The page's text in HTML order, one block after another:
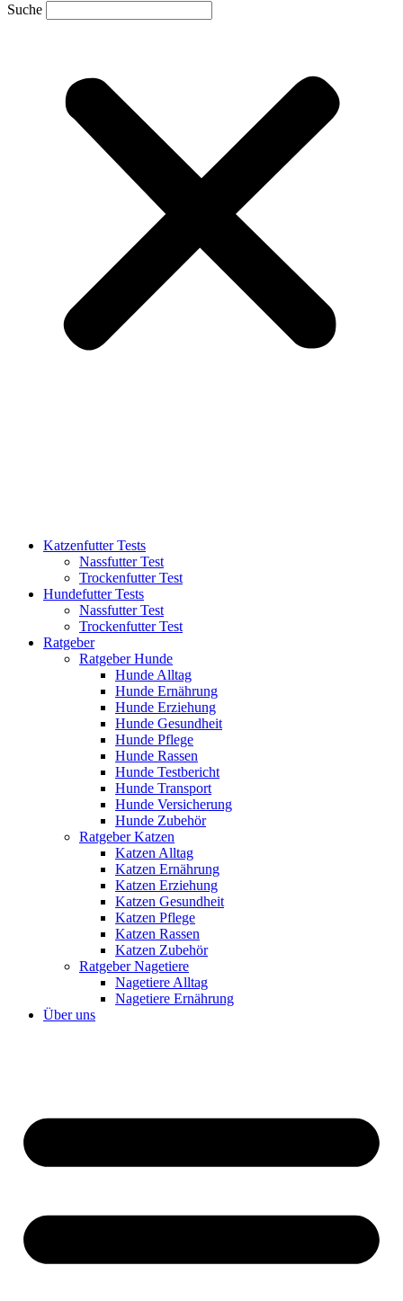
Suche
Katzenfutter Tests
Nassfutter Test
Trockenfutter Test
Hundefutter Tests
Nassfutter Test
Trockenfutter Test
Ratgeber
Ratgeber Hunde
Hunde Alltag
Hunde Ernährung
Hunde Erziehung
Hunde Gesundheit
Hunde Pflege
Hunde Rassen
Hunde Testbericht
Hunde Transport
Hunde Versicherung
Hunde Zubehör
Ratgeber Katzen
Katzen Alltag
Katzen Ernährung
Katzen Erziehung
Katzen Gesundheit
Katzen Pflege
Katzen Rassen
Katzen Zubehör
Ratgeber Nagetiere
Nagetiere Alltag
Nagetiere Ernährung
Über uns